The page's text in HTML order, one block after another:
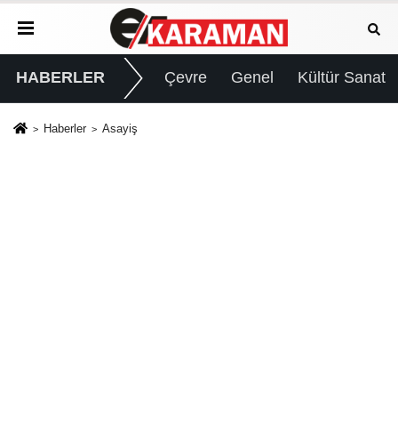
HABERLER Çevre Genel Kültür Sanat
Haberler Asayiş